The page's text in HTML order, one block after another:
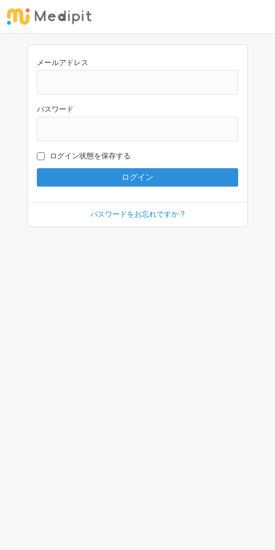
メールアドレス
パスワード
ログイン状態を保存する
パスワードをお忘れですか ?